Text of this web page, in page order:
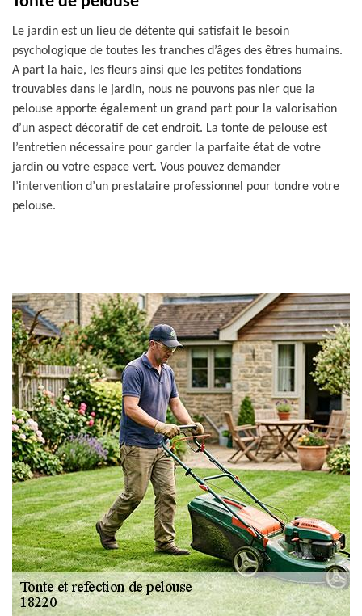
Le jardin est un lieu de détente qui satisfait le besoin
psychologique de toutes les tranches d’âges des êtres humains.
A part la haie, les fleurs ainsi que les petites fondations
trouvables dans le jardin, nous ne pouvons pas nier que la
pelouse apporte également un grand part pour la valorisation
d’un aspect décoratif de cet endroit. La tonte de pelouse est
l’entretien nécessaire pour garder la parfaite état de votre
jardin ou votre espace vert. Vous pouvez demander
l’intervention d’un prestataire professionnel pour tondre votre
pelouse.